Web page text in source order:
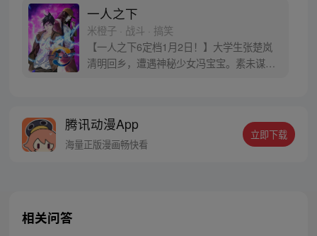
一人之下
米橙子 · 战斗 · 搞笑
【一人之下6定档1月2日！】大学生张楚岚
清明回乡，遭遇神秘少女冯宝宝。素未谋面
密，张楚岚的生活被彻底颠覆，与冯宝宝一
同踏上“异人”之旅。
腾讯动漫App
海量正版漫画畅快看
立即下载
相关问答